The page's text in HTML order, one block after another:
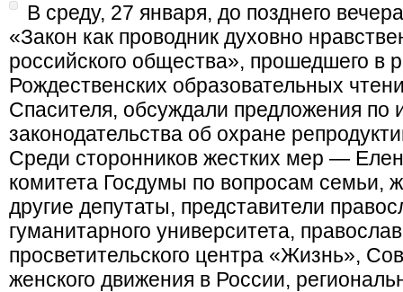
В среду, 27 января, до позднего
«Закон как проводник духовно
российского общества», прошедшего в
Рождественских образовательных
Спасителя, обсуждали предложения по
законодательства об охране
Среди сторонников жестких мер —
комитета Госдумы по вопросам семьи,
другие депутаты, представители
гуманитарного университета,
просветительского центра «Жизнь»,
женского движения в России,